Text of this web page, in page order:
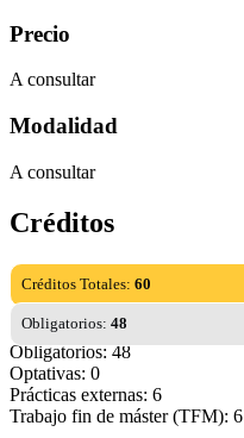
Precio
A consultar
Modalidad
A consultar
Créditos
Créditos Totales: 60
Obligatorios: 48
Obligatorios: 48
Optativas: 0
Prácticas externas: 6
Trabajo fin de máster (TFM): 6